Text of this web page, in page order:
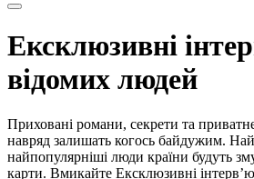
Ексклюзивні
відомих людей
Приховані романи, секрети та
навряд залишать когось байдужим.
найпопулярніші люди країни будуть
карти. Вмикайте Ексклюзивні